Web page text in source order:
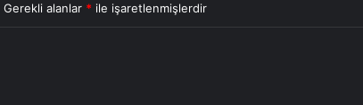
Gerekli alanlar * ile işaretlenmişlerdir